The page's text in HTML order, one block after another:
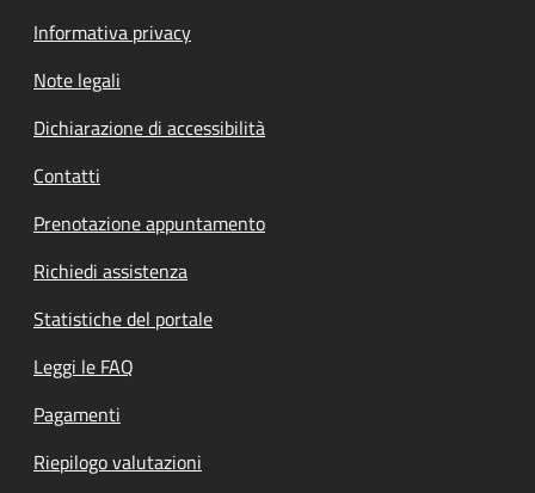
Informativa privacy
Note legali
Dichiarazione di accessibilità
Contatti
Prenotazione appuntamento
Richiedi assistenza
Statistiche del portale
Leggi le FAQ
Pagamenti
Riepilogo valutazioni